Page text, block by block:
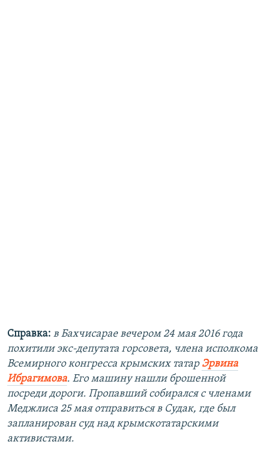
Справка: в Бахчисарае вечером 24 мая 2016 года
похитили экс-депутата горсовета, члена исполкома
Всемирного конгресса крымских татар Эрвина
Ибрагимова. Его машину нашли брошенной
посреди дороги. Пропавший собирался с членами
Меджлиса 25 мая отправиться в Судак, где был
запланирован суд над крымскотатарскими
активистами.